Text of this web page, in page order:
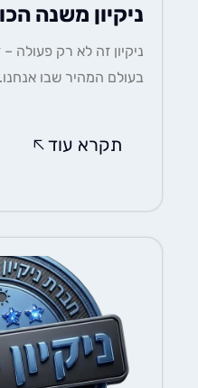
ניקיון משנה הכול
ניקיון זה לא רק פעולה – זו
בעולם המהיר שבו אנחנו....
תקרא עוד